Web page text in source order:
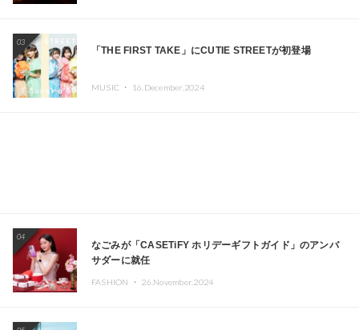
03
「THE FIRST TAKE」にCUTIE STREETが初登場
MUSIC ・ 16.December.2024
04
なごみが「CASETiFY ホリデーギフトガイド」のアンバ
サダーに就任
FASHION ・ 26.November.2024